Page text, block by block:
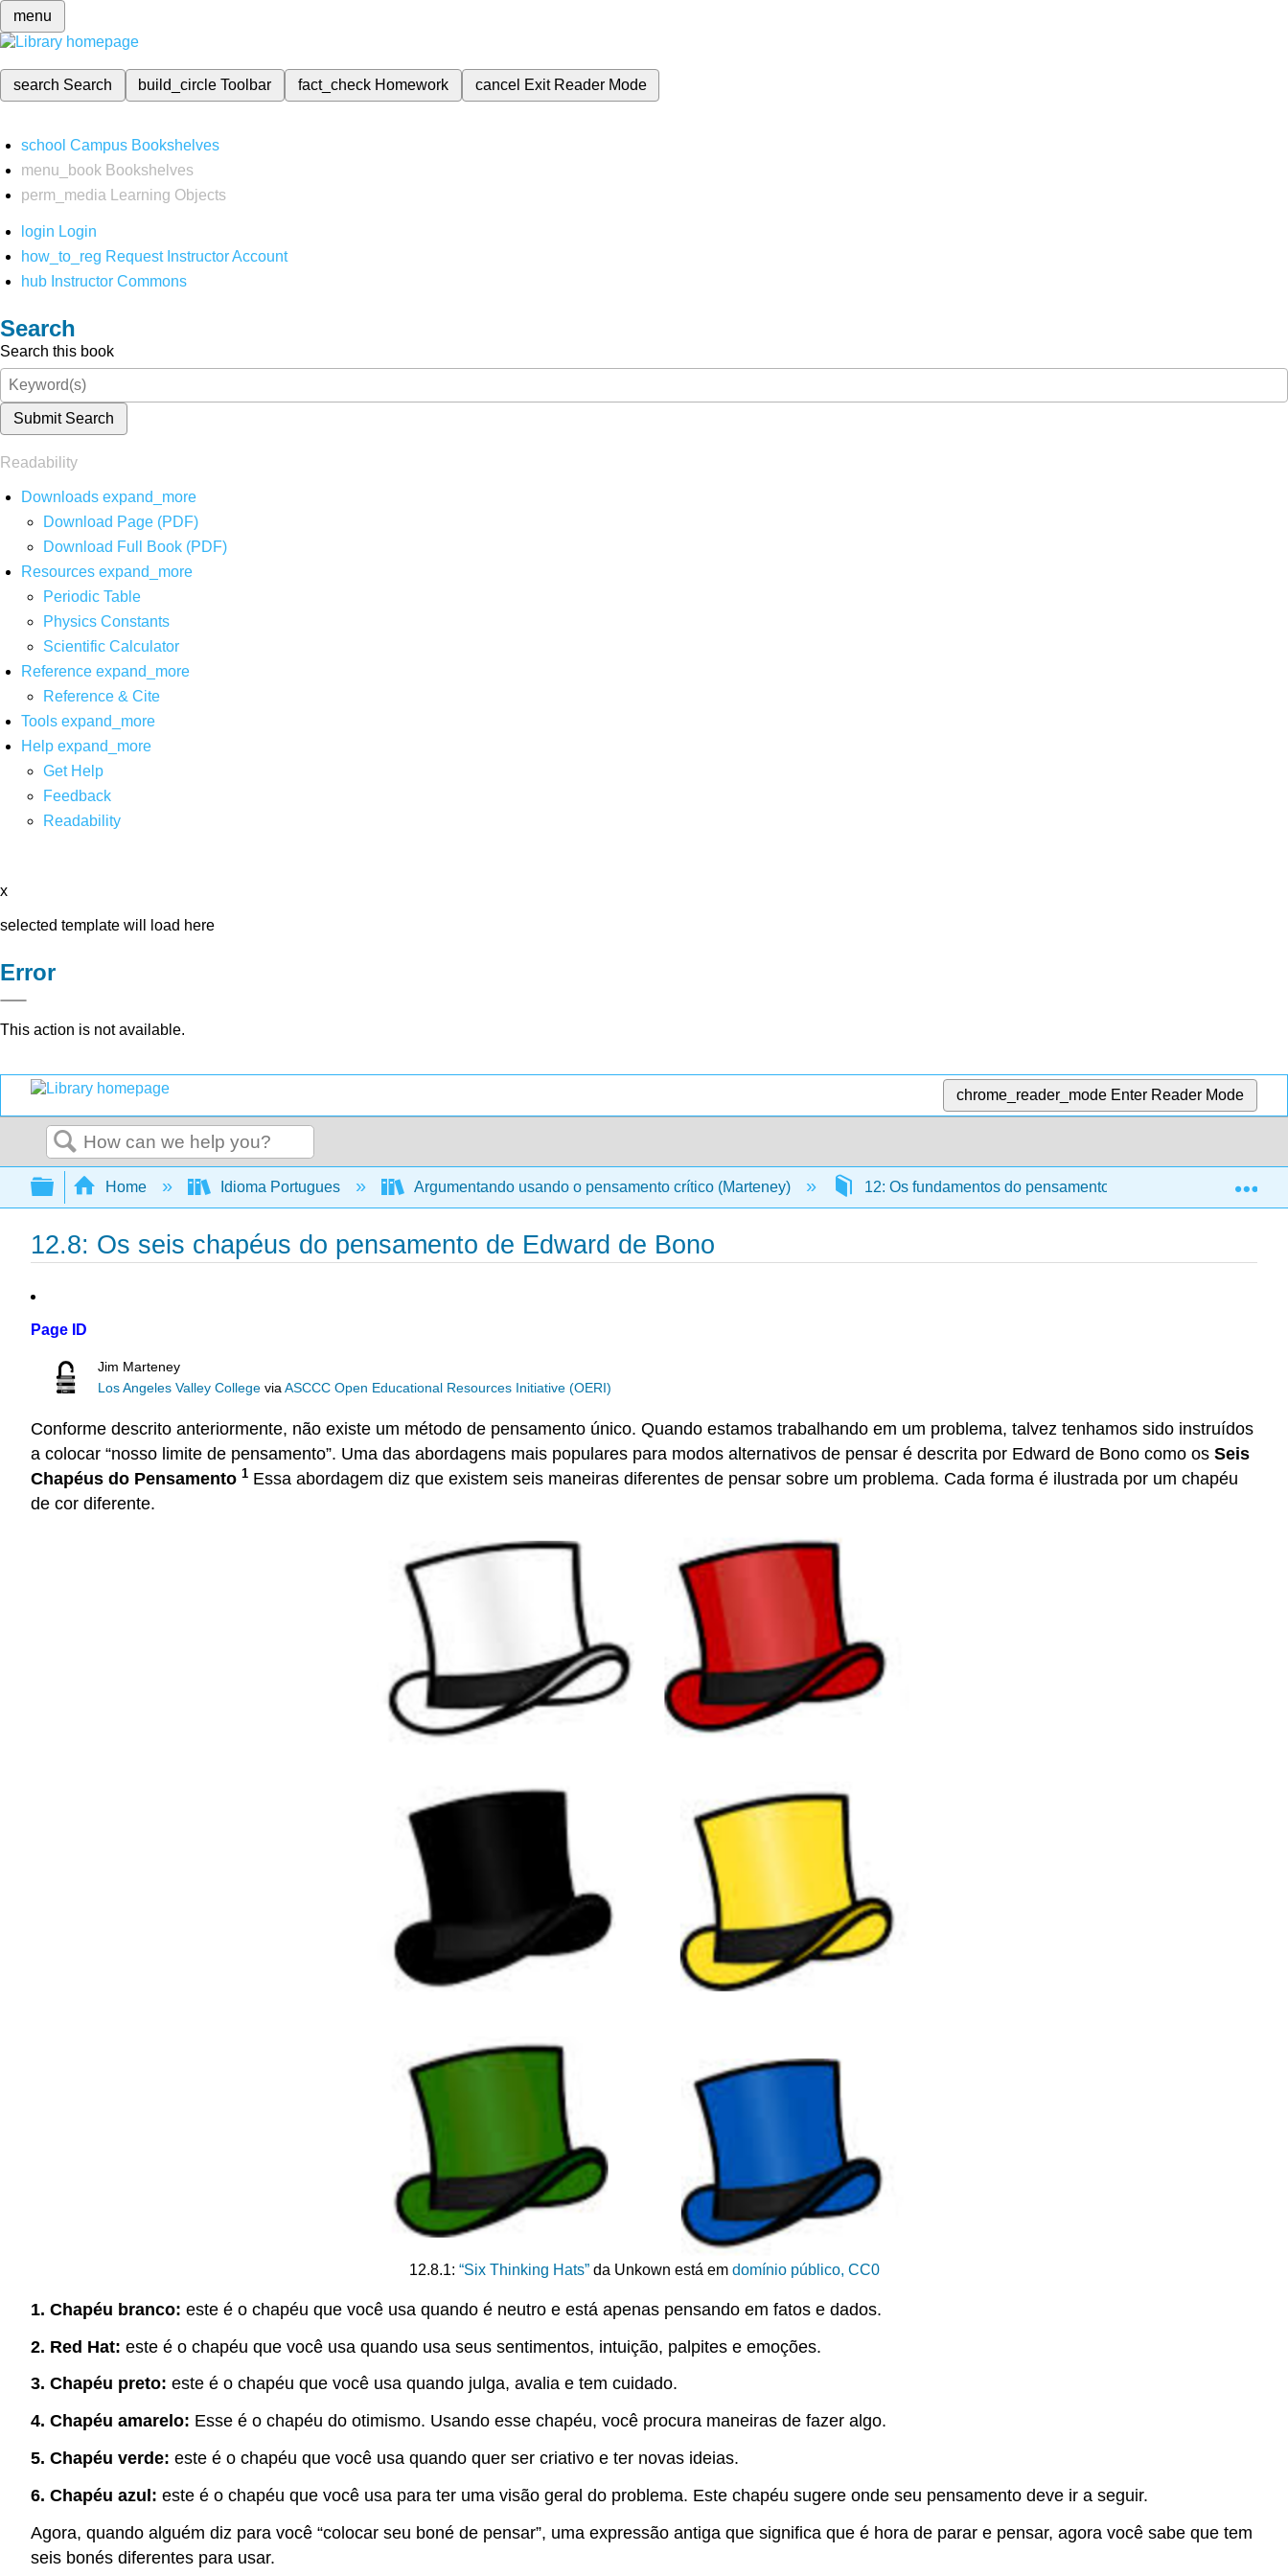
menu
search Search build_circleToolbar fact_check Homework cancel Exit Reader Mode
school Campus Bookshelves
menu_book Bookshelves
perm_media
Learning Objects
login Login
how_to_reg Request Instructor Account
hub Instructor Commons
Search
Search this book
Submit Search
Readability
Downloads expand_more
Download Page (PDF)
Download Full Book (PDF)
Resources expand_more
Periodic Table
Physics Constants
Scientific Calculator
Reference expand_more
Reference & Cite
Tools expand_more
Help expand_more
Get Help
Feedback
Readability
x
selected template will load here
Error
This action is not available.
chrome_reader_mode Enter Reader Mode
Search
Expand/collapse global hierarchy
Home Idioma Portugues Argumentando usando o pensamento crítico (Marteney) 12: Os fundamentos do pensamento crítico 12.8:
12.8: Os seis chapéus do pensamento de Edward de Bono
Page ID
Jim Marteney
Los Angeles Valley College viaASCCC Open Educational Resources Initiative (OERI)
Conforme descrito anteriormente, não existe um método de pensamento único. Quando estamos trabalhando em um problema, talvez tenhamos sido instruídos
a colocar “nosso limite de pensamento”. Uma das abordagens mais populares para modos alternativos de pensar é descrita por Edward de Bono como os Seis
Chapéus do Pensamento 1 Essa abordagem diz que existem seis maneiras diferentes de pensar sobre um problema. Cada forma é ilustrada por um chapéu
de cor diferente.
12.8.1: “Six Thinking Hats”da Unkown está em domínio público, CC0
1. Chapéu branco: este é o chapéu que você usa quando é neutro e está apenas pensando em fatos e dados.
2. Red Hat: este é o chapéu que você usa quando usa seus sentimentos, intuição, palpites e emoções.
3. Chapéu preto: este é o chapéu que você usa quando julga, avalia e tem cuidado.
4. Chapéu amarelo: Esse é o chapéu do otimismo. Usando esse chapéu, você procura maneiras de fazer algo.
5. Chapéu verde: este é o chapéu que você usa quando quer ser criativo e ter novas ideias.
6. Chapéu azul: este é o chapéu que você usa para ter uma visão geral do problema. Este chapéu sugere onde seu pensamento deve ir a seguir.
Agora, quando alguém diz para você “colocar seu boné de pensar”, uma expressão antiga que significa que é hora de parar e pensar, agora você sabe que tem
seis bonés diferentes para usar.